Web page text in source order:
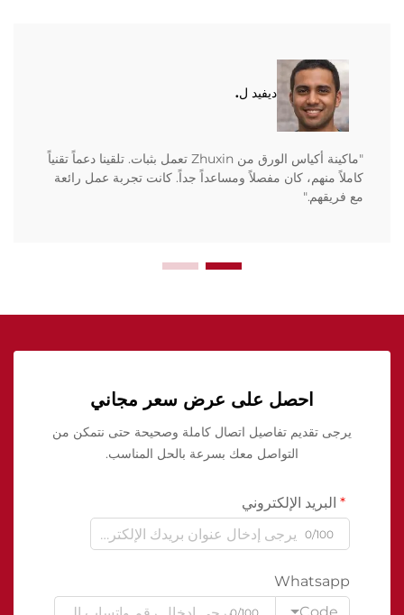
ديفيد ل.
"ماكينة أكياس الورق من Zhuxin تعمل بثبات. تلقينا دعماً تقنياً
كاملاً منهم، كان مفصلاً ومساعداً جداً. كانت تجربة عمل رائعة
مع فريقهم."
احصل على عرض سعر مجاني
يرجى تقديم تفاصيل اتصال كاملة وصحيحة حتى نتمكن من
التواصل معك بسرعة بالحل المناسب.
البريد الإلكتروني
0/100
Whatsapp